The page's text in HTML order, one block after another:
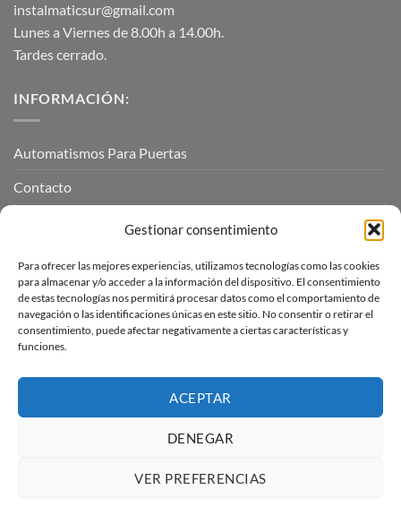
Gestionar consentimiento
Para ofrecer las mejores experiencias, utilizamos tecnologías como las cookies
para almacenar y/o acceder a la información del dispositivo. El consentimiento
de estas tecnologías nos permitirá procesar datos como el comportamiento de
navegación o las identificaciones únicas en este sitio. No consentir o retirar el
consentimiento, puede afectar negativamente a ciertas características y
funciones.
ACEPTAR
DENEGAR
VER PREFERENCIAS
instalmaticsur@gmail.com
Lunes a Viernes de 8.00h a 14.00h.
Tardes cerrado.
INFORMACIÓN:
Automatismos Para Puertas
Contacto
INFORMACIÓN LEGAL
Aviso Legal